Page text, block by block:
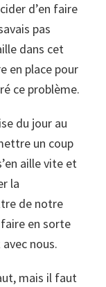
d’en faire
pas
dans cet
en place pour
ce problème.
du jour au
un coup
aille vite et
la
de notre
en sorte
nous.
mais il faut